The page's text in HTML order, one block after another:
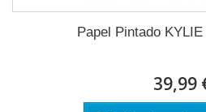
Papel Pintado
39,99